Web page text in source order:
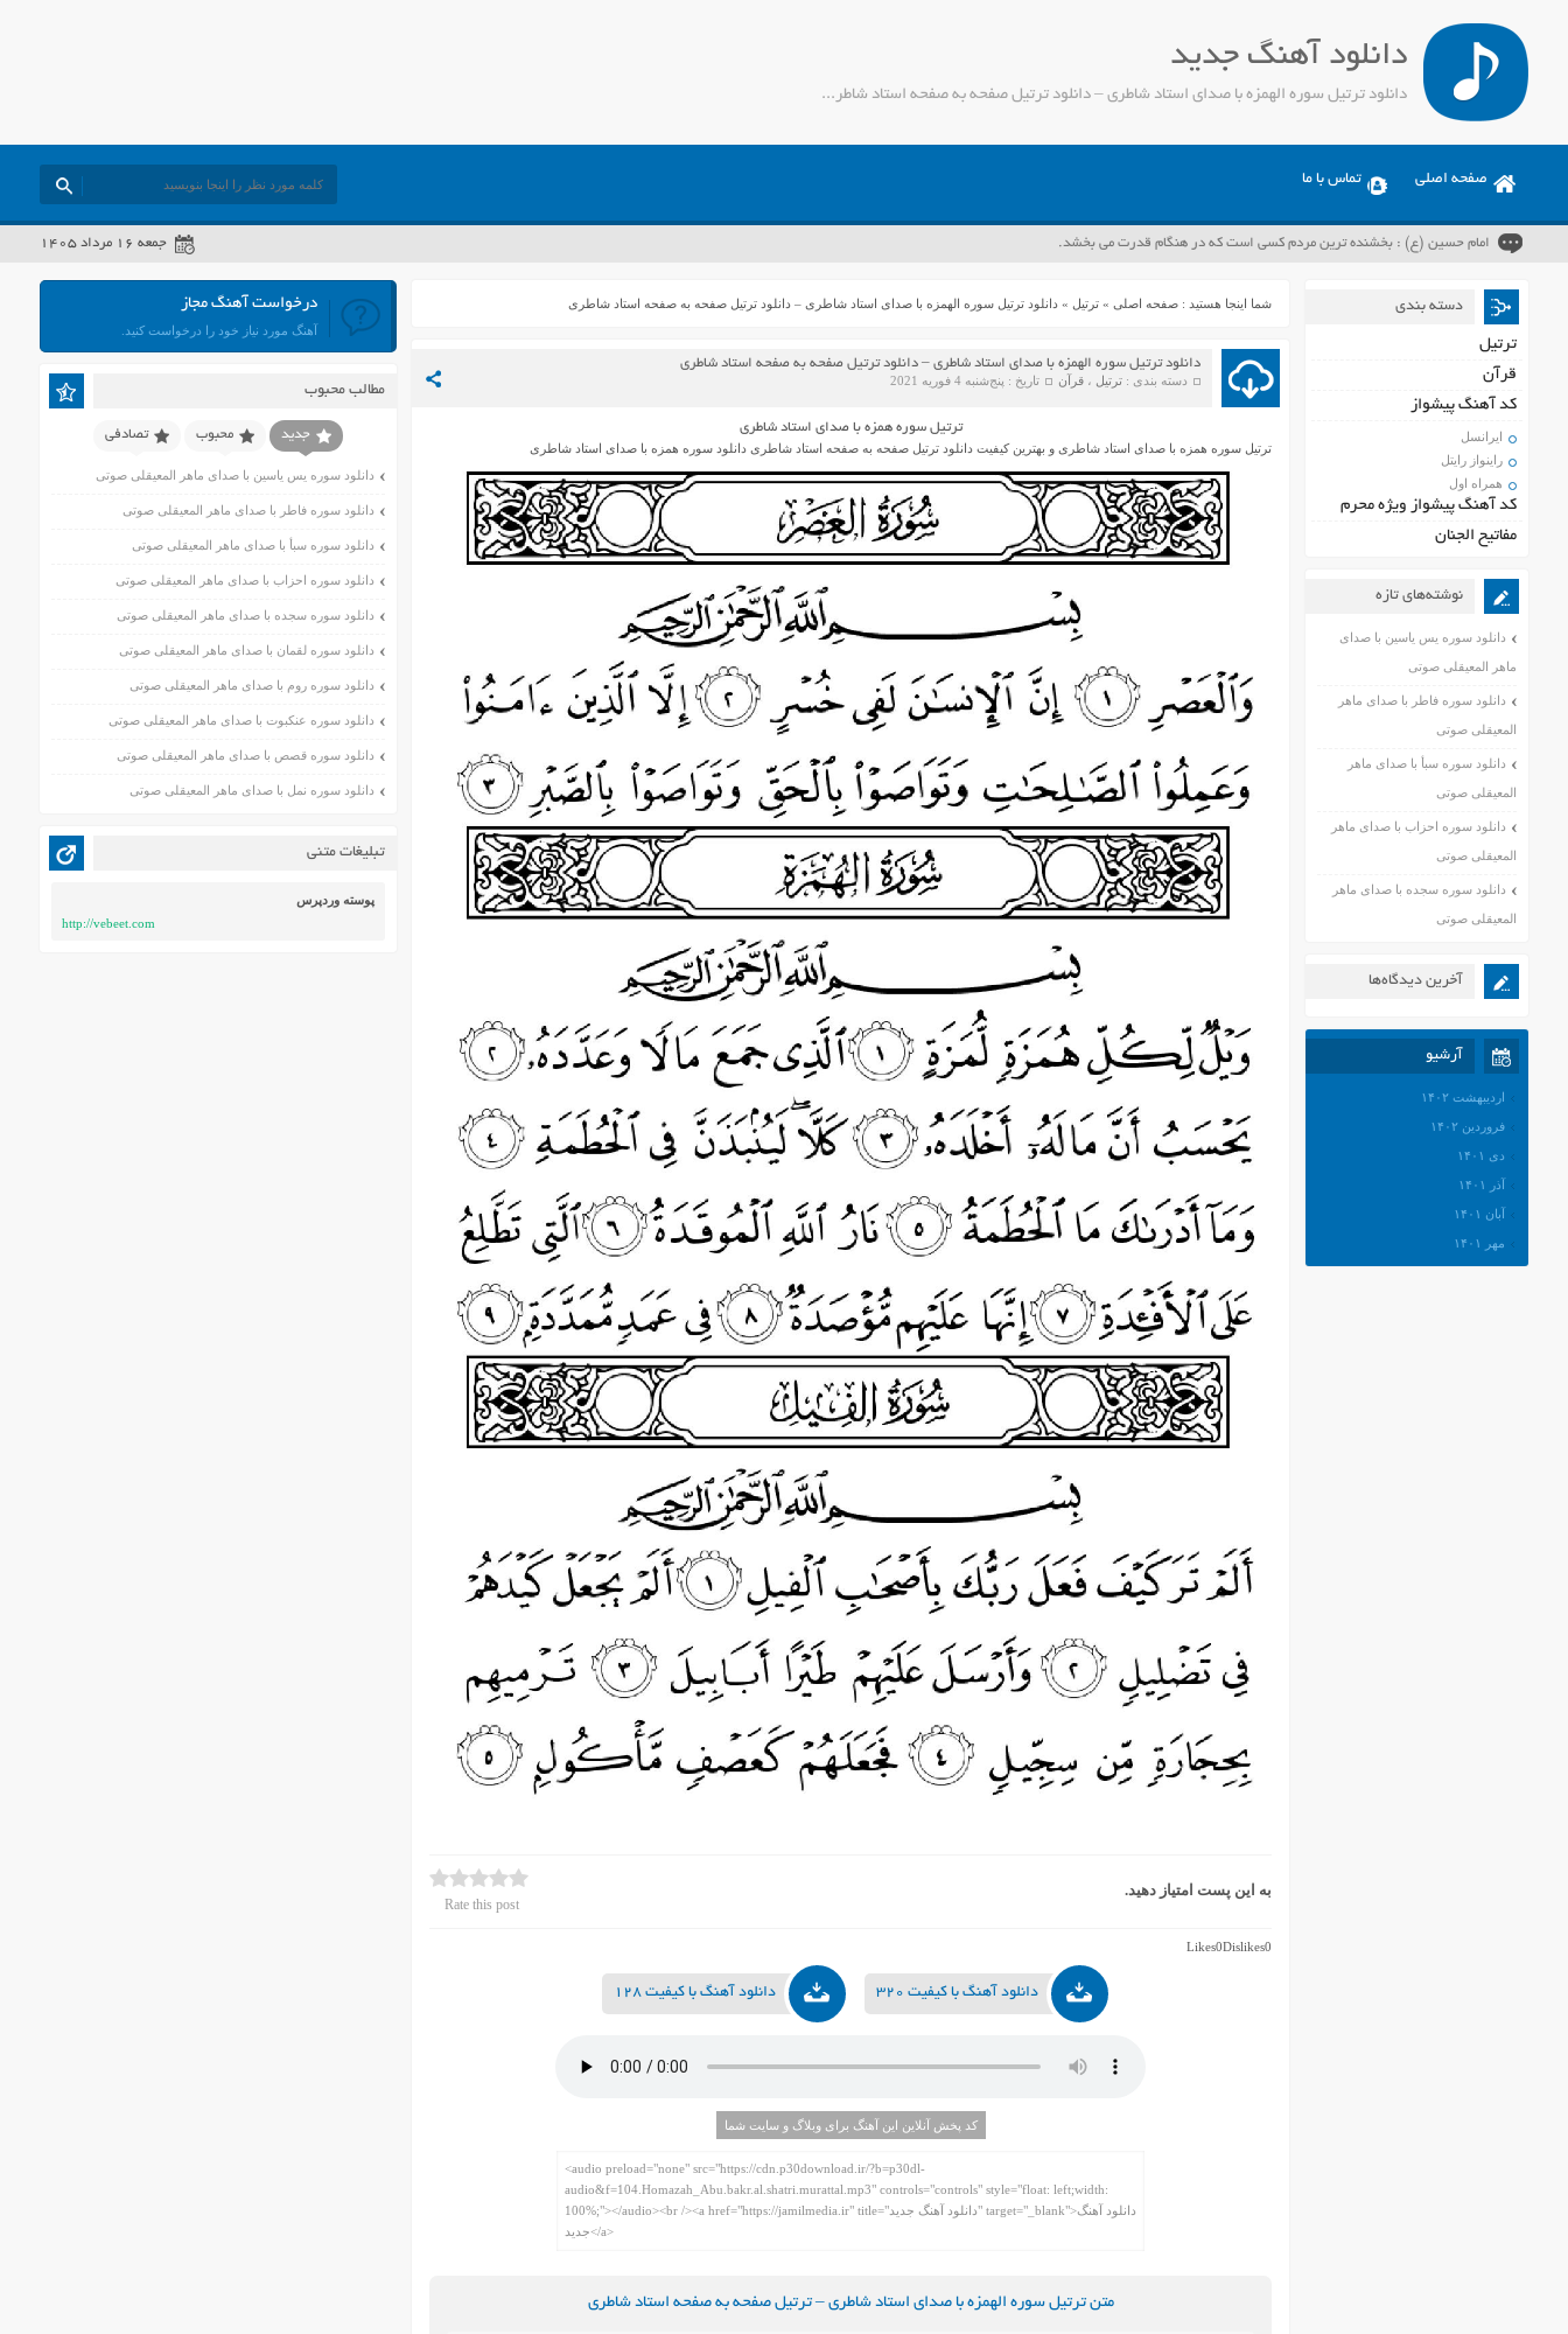
دانلود آهنگ جدید
دانلود ترتیل سوره الهمزه با صدای استاد شاطری – دانلود ترتیل صفحه به صفحه استاد شاطری - جمیل مدیا
صفحه اصلی تماس با ما
امام حسین (ع) : بخشنده ترین مردم کسی است که در هنگام قدرت می بخشد. جمعه ۱۶ مرداد ۱۴۰۵
شما اینجا هستید : صفحه اصلی» ترتیل » دانلود ترتیل سوره الهمزه با صدای استاد شاطری – دانلود ترتیل صفحه به صفحه استاد شاطری
دانلود ترتیل سوره الهمزه با صدای استاد شاطری – دانلود ترتیل صفحه به صفحه استاد شاطری
دسته بندی : ترتیل ، قرآن تاریخ : پنج‌شنبه 4 فوریه 2021
ترتیل سوره همزه با صدای استاد شاطری
ترتیل سوره همزه با صدای استاد شاطری و بهترین کیفیت دانلود ترتیل صفحه به صفحه استاد شاطری دانلود سوره همزه با صدای استاد شاطری
به این پست امتیاز دهید.
Rate this post
Likes0Dislikes0
دانلود آهنگ با کیفیت 320 دانلود آهنگ با کیفیت 128
کد پخش آنلاین این آهنگ برای وبلاگ و سایت شما
متن ترتیل سوره الهمزه با صدای استاد شاطری – ترتیل صفحه به صفحه استاد شاطری
دسته بندی
ترتیل
قرآن
کد آهنگ پیشواز
ایرانسل
راینواز رایتل
همراه اول
کد آهنگ پیشواز ویژه محرم
مفاتیح الجنان
نوشته‌های تازه
دانلود سوره یس یاسین با صدای
ماهر المعیقلی صوتی
دانلود سوره فاطر با صدای ماهر
المعیقلی صوتی
دانلود سوره سبأ با صدای ماهر
المعیقلی صوتی
دانلود سوره احزاب با صدای ماهر
المعیقلی صوتی
دانلود سوره سجده با صدای ماهر
المعیقلی صوتی
آخرین دیدگاه‌ها
آرشیو
اردیبهشت ۱۴۰۲
فروردین ۱۴۰۲
دی ۱۴۰۱
آذر ۱۴۰۱
آبان ۱۴۰۱
مهر ۱۴۰۱
درخواست آهنگ مجاز
آهنگ مورد نیاز خود را درخواست کنید.
مطالب محبوب
جدید محبوب تصادفی
دانلود سوره یس یاسین با صدای ماهر المعیقلی صوتی
دانلود سوره فاطر با صدای ماهر المعیقلی صوتی
دانلود سوره سبأ با صدای ماهر المعیقلی صوتی
دانلود سوره احزاب با صدای ماهر المعیقلی صوتی
دانلود سوره سجده با صدای ماهر المعیقلی صوتی
دانلود سوره لقمان با صدای ماهر المعیقلی صوتی
دانلود سوره روم با صدای ماهر المعیقلی صوتی
دانلود سوره عنکبوت با صدای ماهر المعیقلی صوتی
دانلود سوره قصص با صدای ماهر المعیقلی صوتی
دانلود سوره نمل با صدای ماهر المعیقلی صوتی
تبلیغات متنی
پوسته وردپرس
http://vebeet.com